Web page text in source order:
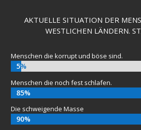
AKTUELLE SITUATION DER
WESTLICHEN LÄNDERN.
Menschen die korrupt und böse sind.
5%
5%
Menschen die noch fest schlafen.
85%
85%
Die schweigende Masse
90%
90%